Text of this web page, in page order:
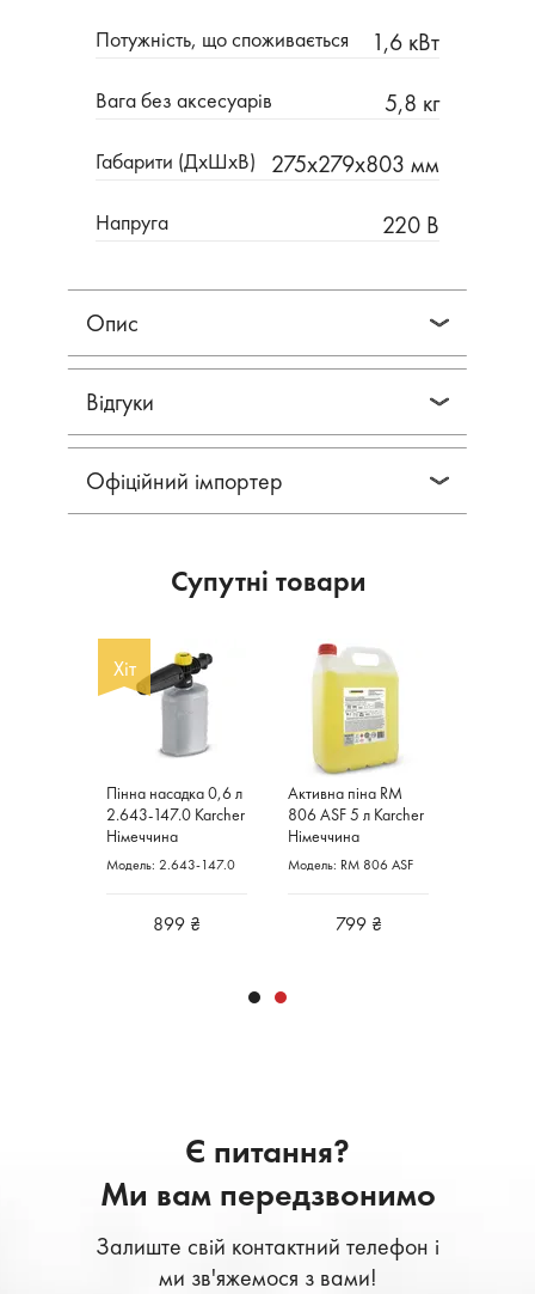
Потужність, що споживається 1,6 кВт
Вага без аксесуарів 5,8 кг
Габарити (ДхШхВ) 275x279x803 мм
Напруга 220 В
Опис
Відгуки
Офіційний імпортер
Супутні товари
Хіт
Пінна насадка 0,6 л
2.643-147.0 Karcher
Німеччина
Модель: 2.643-147.0
899 ₴
Активна піна RM
806 ASF 5 л Karcher
Німеччина
Модель: RM 806 ASF
799 ₴
Є питання?
Ми вам передзвонимо
Залиште свій контактний телефон і
ми зв'яжемося з вами!